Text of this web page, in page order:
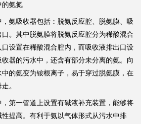
的氨氮
吸收器包括：脱氨反应腔、脱氨膜、吸
。其中脱氨膜将脱氨反应腔分为稀酸混合
设置在稀酸混合腔内，而吸收液排出口设
器的污水中，还含有部分未分离的氨。向
的氨变为铵根离子，易于穿过脱氨膜，在
。
一管道上设置有碱液补充装置，能够将
提高。有利于氨以气体形式从污水中排